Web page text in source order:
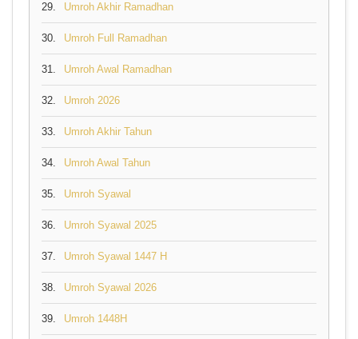
29. Umroh Akhir Ramadhan
30. Umroh Full Ramadhan
31. Umroh Awal Ramadhan
32. Umroh 2026
33. Umroh Akhir Tahun
34. Umroh Awal Tahun
35. Umroh Syawal
36. Umroh Syawal 2025
37. Umroh Syawal 1447 H
38. Umroh Syawal 2026
39. Umroh 1448H